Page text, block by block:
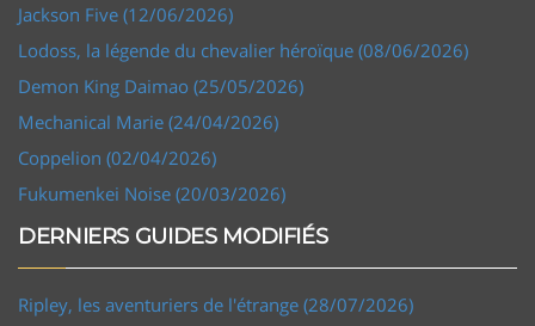
Jackson Five (12/06/2026)
Lodoss, la légende du chevalier héroïque (08/06/2026)
Demon King Daimao (25/05/2026)
Mechanical Marie (24/04/2026)
Coppelion (02/04/2026)
Fukumenkei Noise (20/03/2026)
DERNIERS GUIDES MODIFIÉS
Ripley, les aventuriers de l'étrange (28/07/2026)